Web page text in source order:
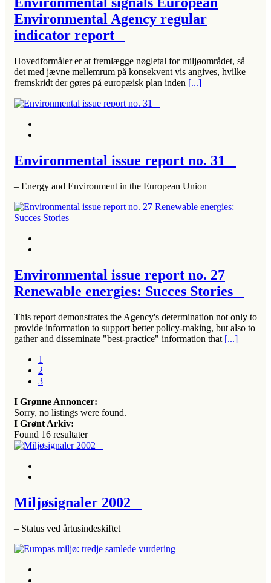
Environmental Agency regular
indicator report
Hovedformåler er at fremlægge nøgletal for miljøområdet, så
det med jævne mellemrum på konsekvent vis angives, hvilke
fremskridt der gøres på europæisk plan inden [...]
Environmental issue report no. 31
– Energy and Environment in the European Union
Environmental issue report no. 27
Renewable energies: Succes Stories
This report demonstrates the Agency's determination not only to
provide information to support better policy-making, but also to
gather and disseminate "best-practice" information that [...]
1
2
3
I Grønne Annoncer:
Sorry, no listings were found.
I Grønt Arkiv:
Found 16 resultater
Miljøsignaler 2002
– Status ved årtusindeskiftet